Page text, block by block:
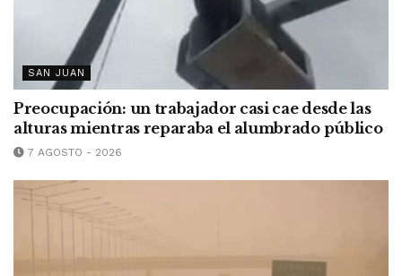
SAN JUAN
Preocupación: un trabajador casi cae desde las
alturas mientras reparaba el alumbrado público
7 AGOSTO - 2026